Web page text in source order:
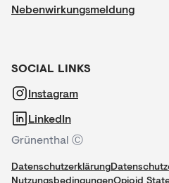
Nebenwirkungsmeldung
SOCIAL LINKS
Instagram
LinkedIn
Grünenthal Ⓒ
Datenschutzerklärung